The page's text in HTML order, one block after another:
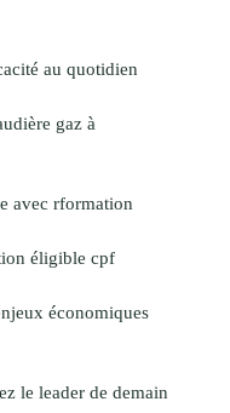
au quotidien
gaz à
avec rformation
éligible cpf
économiques
le leader de demain